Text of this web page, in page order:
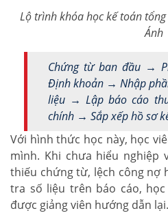
Lộ trình khóa học kế toán
Ánh
Chứng từ ban đầu →
Định khoản → Nhập
liệu → Lập báo cáo
chính → Sắp xếp hồ sơ
Với hình thức học này, học
mình. Khi chưa hiểu nghiệp
thiếu chứng từ, lệch công nợ
tra số liệu trên báo cáo,
được giảng viên hướng dẫn lại.